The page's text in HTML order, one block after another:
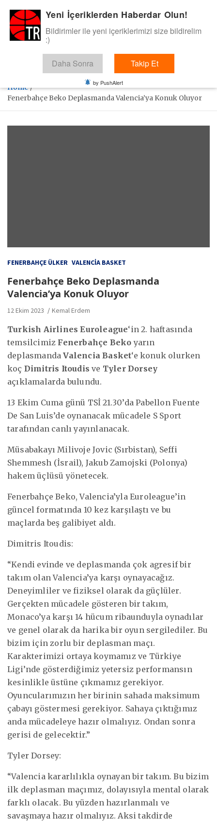
content
BasketTR
Sol dip çizgiden bir basket de bizden gelsin dedik.
Home
Fenerbahçe Beko Deplasmanda Valencia’ya Konuk Oluyor
FENERBAHÇE ÜLKER VALENCIA BASKET
Fenerbahçe Beko Deplasmanda
Valencia’ya Konuk Oluyor
12 Ekim 2023 Kemal Erdem
Turkish Airlines Euroleague‘in 2. haftasında
temsilcimiz Fenerbahçe Beko yarın
deplasmandaValencia Basket‘e konuk olurken
koç Dimitris Itoudis ve Tyler Dorsey
açıklamalarda bulundu.
13 Ekim Cuma günü TSİ 21.30’da Pabellon Fuente
De San Luis’de oynanacak mücadele S Sport
tarafından canlı yayınlanacak.
Müsabakayı Milivoje Jovic (Sırbistan), Seffi
Shemmesh (İsrail), Jakub Zamojski (Polonya)
hakem üçlüsü yönetecek.
Fenerbahçe Beko, Valencia’yla Euroleague’in
güncel formatında 10 kez karşılaştı ve bu
maçlarda beş galibiyet aldı.
Dimitris Itoudis:
“Kendi evinde ve deplasmanda çok agresif bir
takım olan Valencia’ya karşı oynayacağız.
Deneyimliler ve fiziksel olarak da güçlüler.
Gerçekten mücadele gösteren bir takım,
Monaco’ya karşı 14 hücum ribaunduyla oynadılar
ve genel olarak da harika bir oyun sergilediler. Bu
bizim için zorlu bir deplasman maçı.
Karakterimizi ortaya koymamız ve Türkiye
Ligi’nde gösterdiğimiz yetersiz performansın
kesinlikle üstüne çıkmamız gerekiyor.
Oyuncularımızın her birinin sahada maksimum
çabayı göstermesi gerekiyor. Sahaya çıktığımız
anda mücadeleye hazır olmalıyız. Ondan sonra
gerisi de gelecektir.”
Tyler Dorsey:
“Valencia kararlılıkla oynayan bir takım. Bu bizim
ilk deplasman maçımız, dolayısıyla mental olarak
farklı olacak. Bu yüzden hazırlanmalı ve
savaşmaya hazır olmalıyız. Aksi takdirde
Yeni İçeriklerden Haberdar Olun!
Bildirimler ile yeni içeriklerimizi size bildirelim
:)
Daha Sonra Takip Et
by PushAlert